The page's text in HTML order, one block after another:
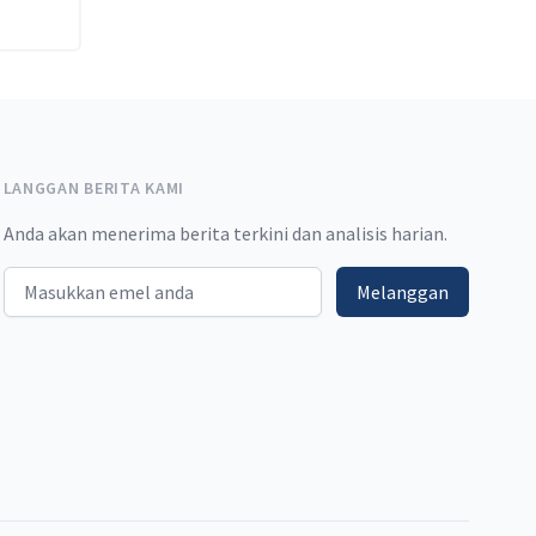
LANGGAN BERITA KAMI
Anda akan menerima berita terkini dan analisis harian.
Email address Melanggan